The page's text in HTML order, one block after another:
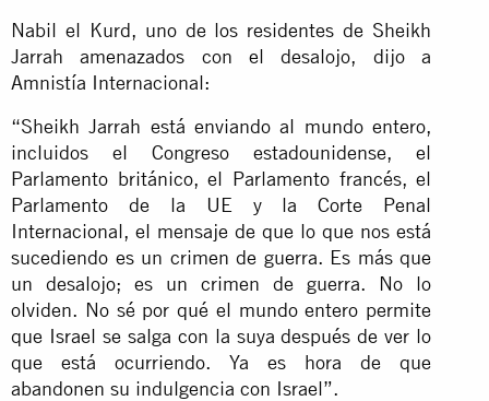
Nabil el Kurd, uno de los residentes de Sheikh
Jarrah amenazados con el desalojo, dijo a
Amnistía Internacional:
“Sheikh Jarrah está enviando al mundo entero,
incluidos el Congreso estadounidense, el
Parlamento británico, el Parlamento francés, el
Parlamento de la UE y la Corte Penal
Internacional, el mensaje de que lo que nos está
sucediendo es un crimen de guerra. Es más que
un desalojo; es un crimen de guerra. No lo
olviden. No sé por qué el mundo entero permite
que Israel se salga con la suya después de ver lo
que está ocurriendo. Ya es hora de que
abandonen su indulgencia con Israel”.